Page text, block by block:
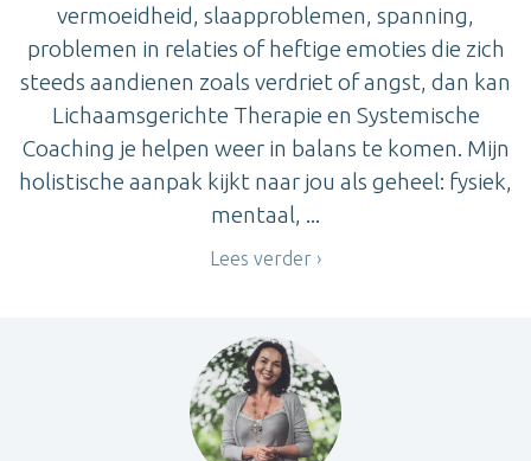
vermoeidheid, slaapproblemen, spanning,
problemen in relaties of heftige emoties die zich
steeds aandienen zoals verdriet of angst, dan kan
Lichaamsgerichte Therapie en Systemische
Coaching je helpen weer in balans te komen. Mijn
holistische aanpak kijkt naar jou als geheel: fysiek,
mentaal, ...
Lees verder